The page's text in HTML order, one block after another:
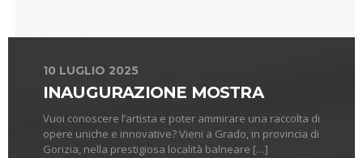
10 LUGLIO 2025
INAUGURAZIONE MOSTRA
Vuoi conoscere l’artista e poter ammirare una raccolta di
opere uniche e innovative? Vieni a Grado, in provincia di
Gorizia, nella prestigiosa località balneare […]